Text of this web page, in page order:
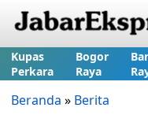
Kupas
Perkara
Bogor
Raya
Beranda » Berita